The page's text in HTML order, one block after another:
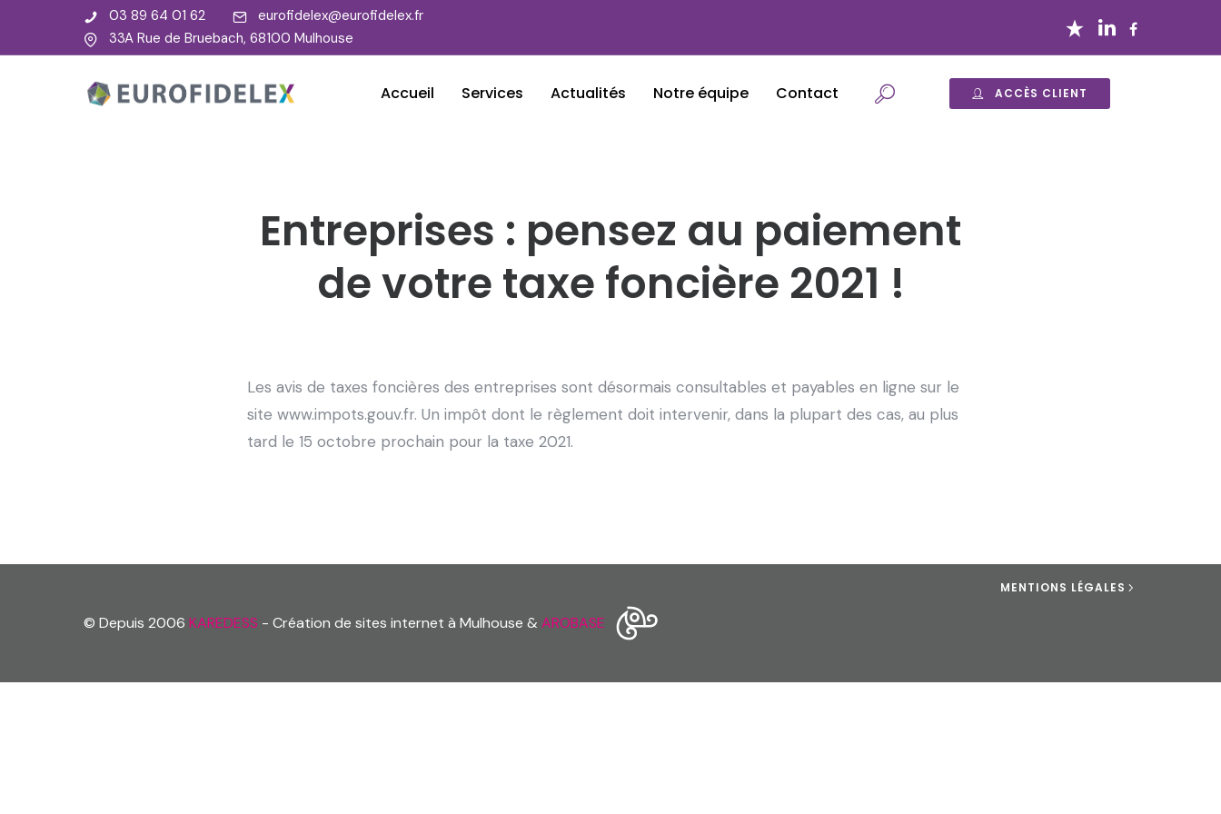
03 89 64 01 62
eurofidelex@eurofidelex.fr
33A Rue de Bruebach, 68100 Mulhouse
Accueil Services Actualités Notre équipe Contact ACCÈS CLIENT
Entreprises : pensez au paiement
de votre taxe foncière 2021 !
Les avis de taxes foncières des entreprises sont désormais consultables et payables en ligne sur le
site www.impots.gouv.fr. Un impôt dont le règlement doit intervenir, dans la plupart des cas, au plus
tard le 15 octobre prochain pour la taxe 2021.
© Depuis 2006 KAREDESS - Création de sites internet à Mulhouse & AROBASE
MENTIONS LÉGALES